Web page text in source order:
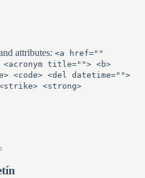
attributes: <a href=""
title=""> <b>
<code> <del datetime="">
<strong>